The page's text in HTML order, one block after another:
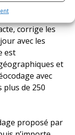
rempli,
complétion
corrige les
avec les
est
et
avec
de 250
proposé par